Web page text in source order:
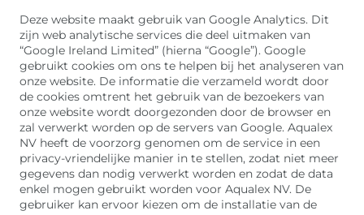
Deze website maakt gebruik van Google Analytics. Dit
zijn web analytische services die deel uitmaken van
“Google Ireland Limited” (hierna “Google”). Google
gebruikt cookies om ons te helpen bij het analyseren van
onze website. De informatie die verzameld wordt door
de cookies omtrent het gebruik van de bezoekers van
onze website wordt doorgezonden door de browser en
zal verwerkt worden op de servers van Google. Aqualex
NV heeft de voorzorg genomen om de service in een
privacy-vriendelijke manier in te stellen, zodat niet meer
gegevens dan nodig verwerkt worden en zodat de data
enkel mogen gebruikt worden voor Aqualex NV. De
gebruiker kan ervoor kiezen om de installatie van de